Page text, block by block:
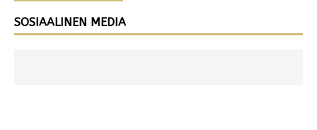
SOSIAALINEN MEDIA